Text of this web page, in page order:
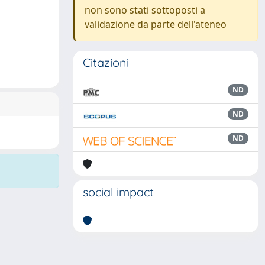
non sono stati sottoposti a
validazione da parte dell'ateneo
Citazioni
ND
ND
ND
social impact